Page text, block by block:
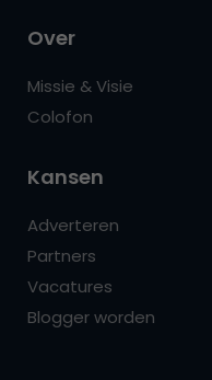
Over
Missie & Visie
Colofon
Kansen
Adverteren
Partners
Vacatures
Blogger worden